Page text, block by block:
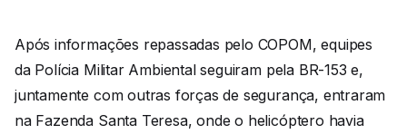
Após informações repassadas pelo COPOM, equipes
da Polícia Militar Ambiental seguiram pela BR-153 e,
juntamente com outras forças de segurança, entraram
na Fazenda Santa Teresa, onde o helicóptero havia